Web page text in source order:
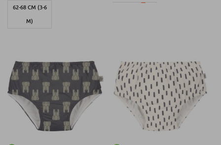
62-68 СМ (3-6
М)